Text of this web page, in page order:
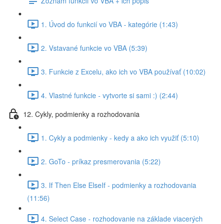
1. Úvod do funkcií vo VBA - kategórie (1:43)
2. Vstavané funkcie vo VBA (5:39)
3. Funkcie z Excelu, ako ich vo VBA používať (10:02)
4. Vlastné funkcie - vytvorte si sami :) (2:44)
12. Cykly, podmienky a rozhodovania
1. Cykly a podmienky - kedy a ako ich využiť (5:10)
2. GoTo - príkaz presmerovania (5:22)
3. If Then Else ElseIf - podmienky a rozhodovania
(11:56)
4. Select Case - rozhodovanie na základe viacerých